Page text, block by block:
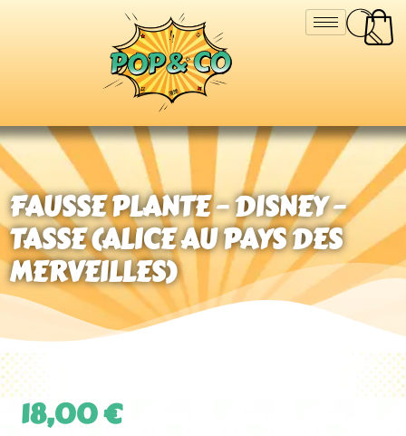
FAUSSE PLANTE – DISNEY –
TASSE (ALICE AU PAYS DES
MERVEILLES)
18,00€